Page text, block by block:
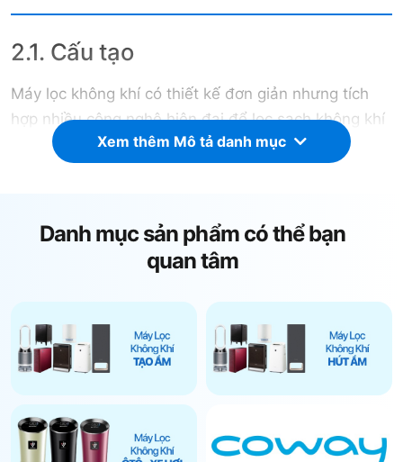
2.1. Cấu tạo
Máy lọc không khí có thiết kế đơn giản nhưng tích
hợp nhiều công nghệ hiện đại để lọc sạch không khí
hiệu quả. Dưới đây là các bộ phận chính của một
làm từ nhựa hoặc kim loại, giúp cố định các linh kiện
bên trong và tạo tính thẩm mỹ cho thiết bị.
: Hoạt động để hút không khí
vào bên trong máy, đưa qua các lớp lọc để loại bỏ
bụi bẩn và các tạp chất.
Màng lọc thô: Giữ lại các hạt bụi lớn, lông thú
Xem thêm Mô tả danh mục
Danh mục sản phẩm có thể bạn
quan tâm